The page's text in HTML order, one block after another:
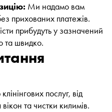
Ми надамо вам
прихованих платежів.
прибудуть у зазначений
та швидко.
послуг, від
та чистки килимів.